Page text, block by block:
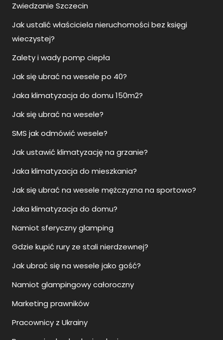
Zwiedzanie Szczecin
Jak ustalić właściciela nieruchomości bez księgi
wieczystej?
Zalety i wady pomp ciepła
Jak się ubrać na wesele po 40?
Jaka klimatyzacja do domu 150m2?
Jak się ubrać na wesele?
SMS jak odmówić wesele?
Jak ustawić klimatyzację na grzanie?
Jaka klimatyzacja do mieszkania?
Jak się ubrać na wesele mężczyzna na sportowo?
Jaka klimatyzacja do domu?
Namiot sferyczny glamping
Gdzie kupić rury ze stali nierdzewnej?
Jak ubrać się na wesele jako gość?
Namiot glampingowy całoroczny
Marketing prawników
Pracownicy z Ukrainy